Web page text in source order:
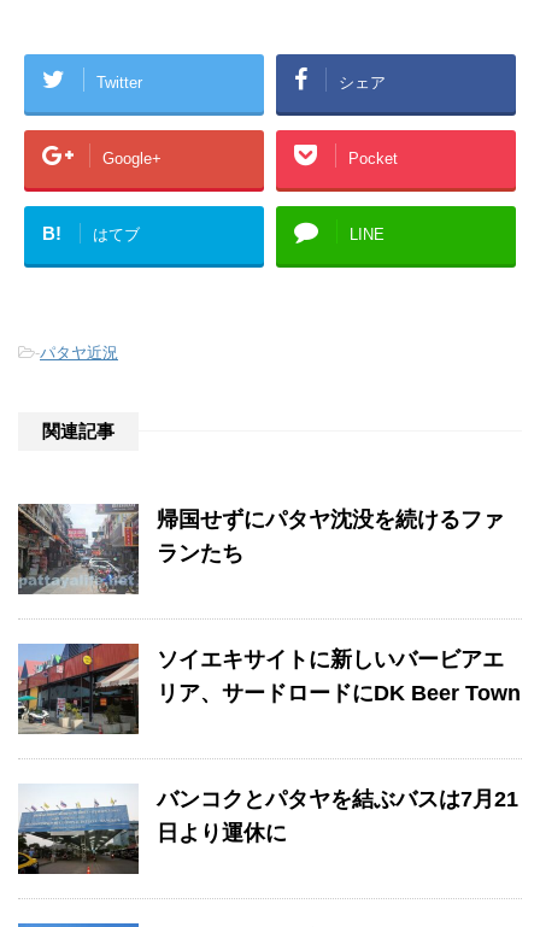
Twitter シェア
Google+ Pocket
B! はてブ LINE
-パタヤ近況
関連記事
帰国せずにパタヤ沈没を続けるファ
ランたち
ソイエキサイトに新しいバービアエ
リア、サードロードにDK Beer Town
バンコクとパタヤを結ぶバスは7月21
日より運休に